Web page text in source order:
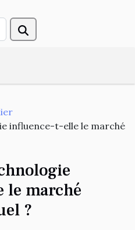
influence-t-elle le marché
marché
?